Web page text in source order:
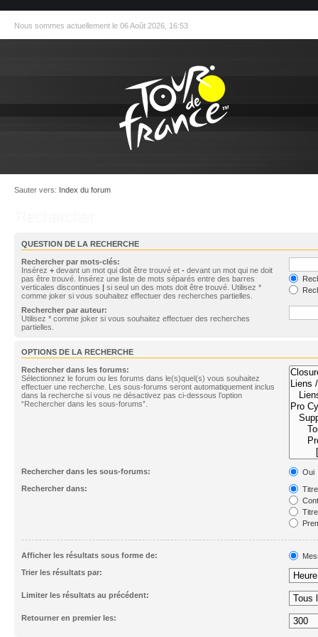
Nous sommes actuellement le 06 Août 2026, 16:53
Sauter vers: Index du forum
QUESTION DE LA RECHERCHE
Rechercher par mots-clés:
Insérez + devant un mot qui doit être trouvé et - devant un mot qui ne doit
pas être trouvé. Insérez une liste de mots séparés entre des barres
verticales discontinues | si seul un des mots doit être trouvé. Utilisez *
comme joker si vous souhaitez effectuer des recherches partielles.
Rechercher par auteur:
Utilisez * comme joker si vous souhaitez effectuer des recherches
partielles.
OPTIONS DE LA RECHERCHE
Rechercher dans les forums:
Sélectionnez le forum ou les forums dans le(s)quel(s) vous souhaitez
effectuer une recherche. Les sous-forums seront automatiquement inclus
dans la recherche si vous ne désactivez pas ci-dessous l’option
“Rechercher dans les sous-forums”.
Rechercher dans les sous-forums:
Oui
Rechercher dans:
Afficher les résultats sous forme de:
Trier les résultats par:
Limiter les résultats au précédent:
Retourner en premier les: